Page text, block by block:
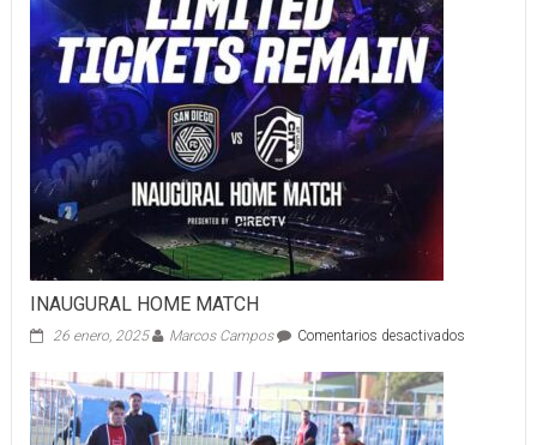
PONENTES
EN
PRIMER
CICLO
WEBINAR
INDE-
SE
INAUGURAL HOME MATCH
26 enero, 2025 Marcos Campos Comentarios desactivadosen